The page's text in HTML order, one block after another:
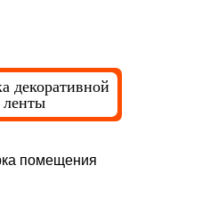
декоративной
ленты